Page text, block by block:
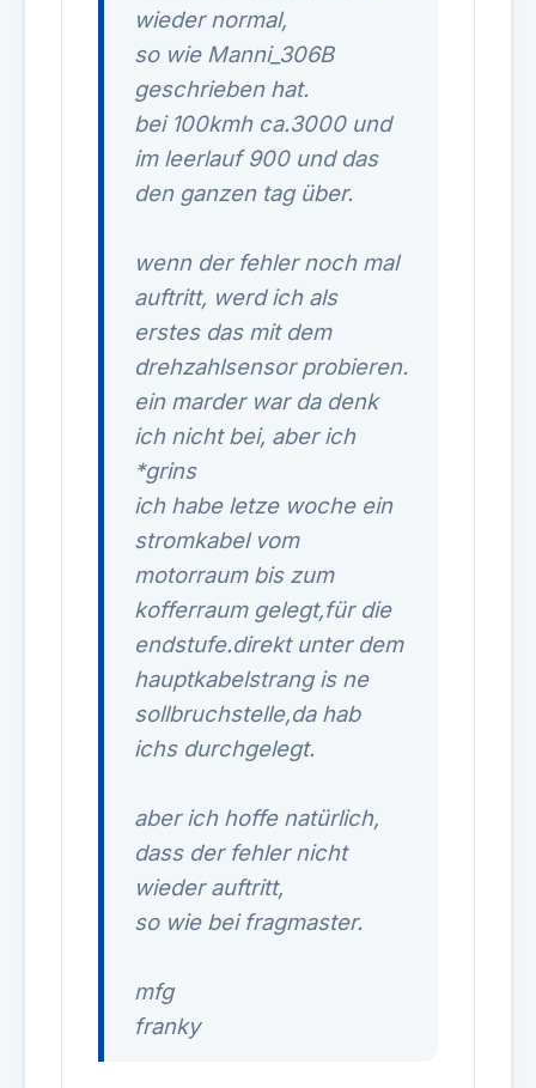
wieder normal,
so wie Manni_306B
geschrieben hat.
bei 100kmh ca.3000 und
im leerlauf 900 und das
den ganzen tag über.
wenn der fehler noch mal
auftritt, werd ich als
erstes das mit dem
drehzahlsensor probieren.
ein marder war da denk
ich nicht bei, aber ich
*grins
ich habe letze woche ein
stromkabel vom
motorraum bis zum
kofferraum gelegt,für die
endstufe.direkt unter dem
hauptkabelstrang is ne
sollbruchstelle,da hab
ichs durchgelegt.
aber ich hoffe natürlich,
dass der fehler nicht
wieder auftritt,
so wie bei fragmaster.
mfg
franky